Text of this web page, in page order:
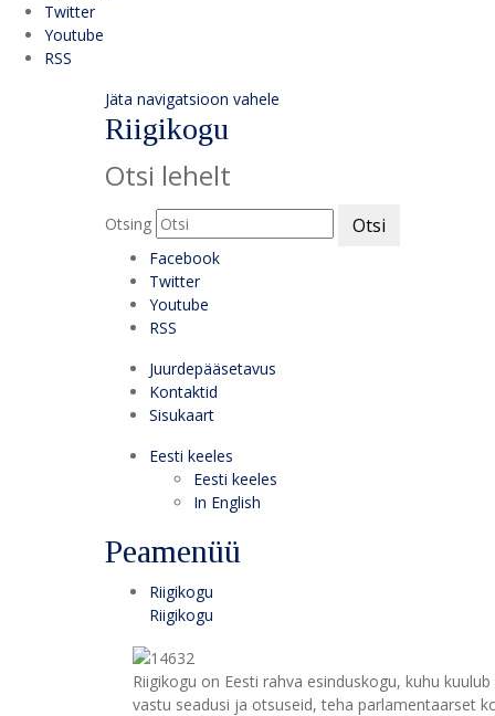
Twitter
Youtube
RSS
Jäta navigatsioon vahele
Riigikogu
Otsi lehelt
Otsing Otsi
Facebook
Twitter
Youtube
RSS
Juurdepääsetavus
Kontaktid
Sisukaart
Eesti keeles
Eesti keeles
In English
Peamenüü
Riigikogu
Riigikogu
Riigikogu on Eesti rahva esinduskogu, kuhu
vastu seadusi ja otsuseid, teha parlamentaarset